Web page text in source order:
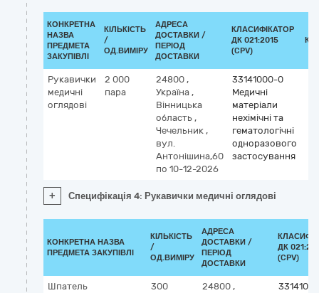
КОНКРЕТНА
НАЗВА
ПРЕДМЕТА
ЗАКУПІВЛІ
КІЛЬКІСТЬ
/
ОД.ВИМІРУ
АДРЕСА
ДОСТАВКИ /
ПЕРІОД
ДОСТАВКИ
КЛАСИФІКАТОР
ДК 021:2015
(CPV)
Рукавички
медичні
оглядові
2 000
пара
24800 ,
Україна ,
Вінницька
область ,
Чечельник ,
вул.
Антонішина,60
по 10-12-2026
33141000-0
Медичні
матеріали
нехімічні та
гематологічні
одноразового
застосування
+ Специфікація 4: Рукавички медичні оглядові
КОНКРЕТНА НАЗВА
ПРЕДМЕТА ЗАКУПІВЛІ
КІЛЬКІСТЬ
/
ОД.ВИМІРУ
АДРЕСА
ДОСТАВКИ /
ПЕРІОД
ДОСТАВКИ
ДК
(CPV)
Шпатель
300
24800 ,